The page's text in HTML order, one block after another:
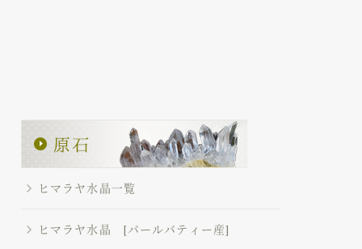
ヒマラヤ水晶一覧
ヒマラヤ水晶 [パールバティー産]